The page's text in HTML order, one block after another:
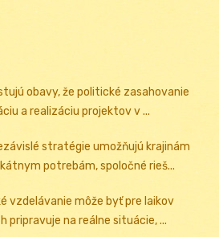
obavy, že politické zasahovanie
a realizáciu projektov v ...
stratégie umožňujú krajinám
potrebám, spoločné rieš...
vzdelávanie môže byť pre laikov
pripravuje na reálne situácie, ...